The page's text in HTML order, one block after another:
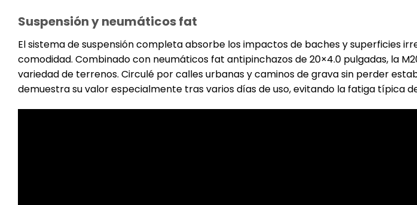
Suspensión y neumáticos fat
El sistema de suspensión completa absorbe los impactos de baches y superficies
comodidad. Combinado con neumáticos fat antipinchazos de 20×4.0 pulgadas, la
variedad de terrenos. Circulé por calles urbanas y caminos de grava sin perder
demuestra su valor especialmente tras varios días de uso, evitando la fatiga típica